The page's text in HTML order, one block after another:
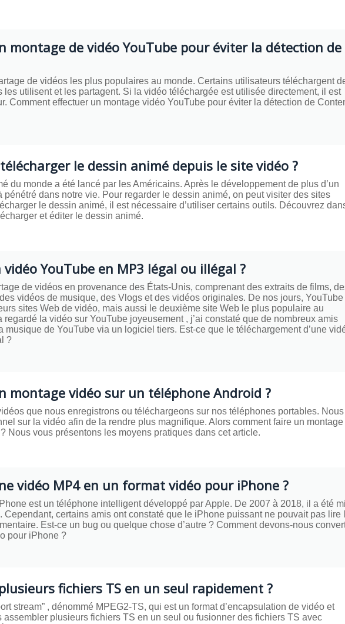
montage de vidéo YouTube pour éviter la détection de
de vidéos les plus populaires au monde. Certains utilisateurs téléchargent
les utilisent et les partagent. Si la vidéo téléchargée est utilisée directement, il est
Comment effectuer un montage vidéo YouTube pour éviter la détection de
le dessin animé depuis le site vidéo ?
du monde a été lancé par les Américains. Après le développement de plus d’un
dans notre vie. Pour regarder le dessin animé, on peut visiter des sites
le dessin animé, il est nécessaire d’utiliser certains outils. Découvrez
et éditer le dessin animé.
YouTube en MP3 légal ou illégal ?
de vidéos en provenance des États-Unis, comprenant des extraits de films,
vidéos de musique, des Vlogs et des vidéos originales. De nos jours, YouTube
sites Web de vidéo, mais aussi le deuxième site Web le plus populaire au
la vidéo sur YouTube joyeusement , j’ai constaté que de nombreux amis
de YouTube via un logiciel tiers. Est-ce que le téléchargement d’une
?
montage vidéo sur un téléphone Android ?
que nous enregistrons ou téléchargeons sur nos téléphones portables. Nous
sur la vidéo afin de la rendre plus magnifique. Alors comment faire un montage
Nous vous présentons les moyens pratiques dans cet article.
vidéo MP4 en un format vidéo pour iPhone ?
est un téléphone intelligent développé par Apple. De 2007 à 2018, il a été
certains amis ont constaté que le iPhone puissant ne pouvait pas lire
Est-ce un bug ou quelque chose d’autre ? Comment devons-nous
pour iPhone ?
fichiers TS en un seul rapidement ?
stream” , dénommé MPEG2-TS, qui est un format d’encapsulation de vidéo et
plusieurs fichiers TS en un seul ou fusionner des fichiers TS avec